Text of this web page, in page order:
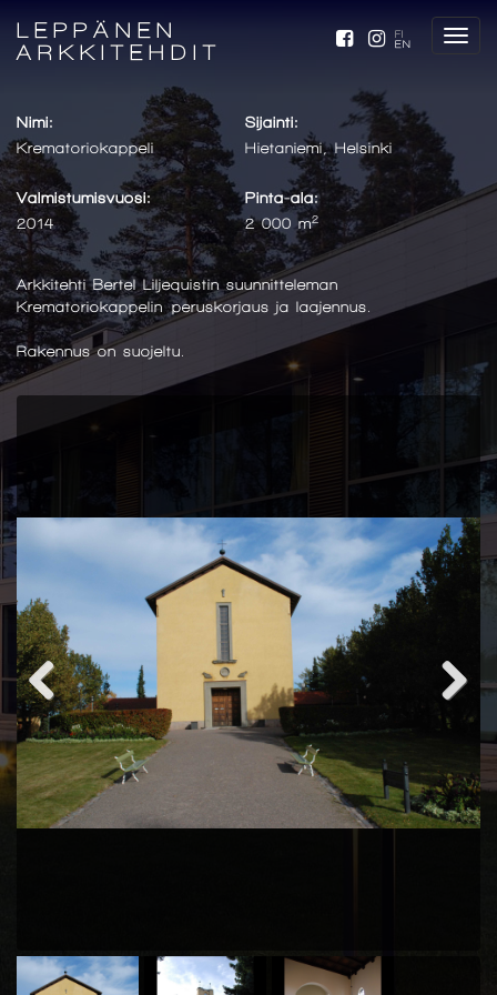
FI
EN
LEPPÄNEN
ARKKITEHDIT
Nimi:
Krematoriokappeli
Sijainti:
Hietaniemi, Helsinki
Valmistumisvuosi:
2014
Pinta-ala:
2 000 m2
Arkkitehti Bertel Liljequistin suunnitteleman
Krematoriokappelin peruskorjaus ja laajennus.
Rakennus on suojeltu.
Previous Next